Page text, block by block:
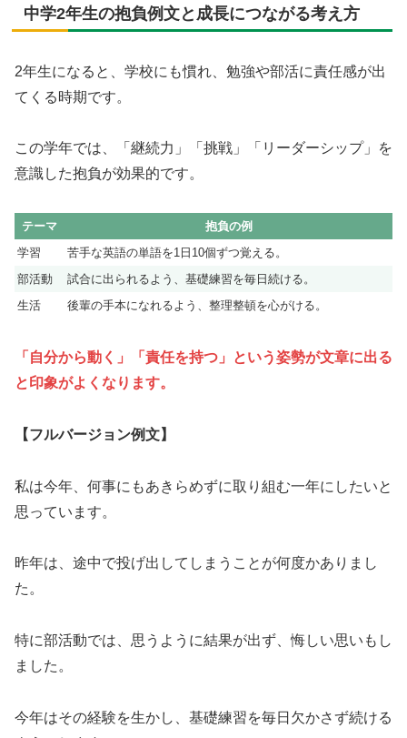
中学2年生の抱負例文と成長につながる考え方
2年生になると、学校にも慣れ、勉強や部活に責任感が出
てくる時期です。
この学年では、「継続力」「挑戦」「リーダーシップ」を
意識した抱負が効果的です。
テーマ
抱負の例
学習
苦手な英語の単語を1日10個ずつ覚える。
部活動
試合に出られるよう、基礎練習を毎日続ける。
生活
後輩の手本になれるよう、整理整頓を心がける。
「自分から動く」「責任を持つ」という姿勢が文章に出る
と印象がよくなります。
【フルバージョン例文】
私は今年、何事にもあきらめずに取り組む一年にしたいと
思っています。
昨年は、途中で投げ出してしまうことが何度かありまし
た。
特に部活動では、思うように結果が出ず、悔しい思いもし
ました。
今年はその経験を生かし、基礎練習を毎日欠かさず続ける